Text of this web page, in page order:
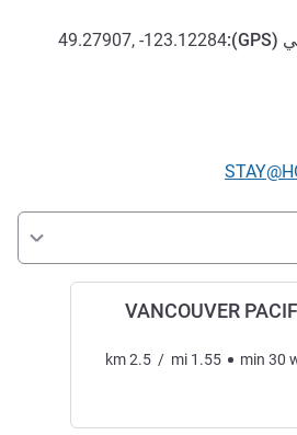
(
GPS
):
49.27907, -123.12284
VANCOUVER
km2.5 / mi 1.55 min 30